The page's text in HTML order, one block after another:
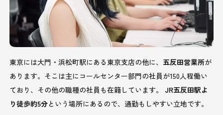
東京には大門・浜松町駅にある東京支店の他に、 五反田営業所が
あります。そこは主にコールセンター部門の社員が150人程働い
ており、その他の職種の社員も在籍しています。
JR五反田駅よ
り徒歩約5分という場所にあるので、通勤もしやすい立地です。